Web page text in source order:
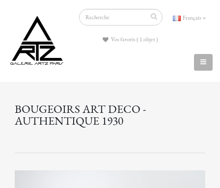
Français
Vos favoris ( 1 objet )
BOUGEOIRS ART DECO -
AUTHENTIQUE 1930